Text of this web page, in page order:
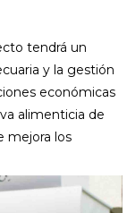
tendrá un
y la gestión
económicas
alimenticia de
mejora los